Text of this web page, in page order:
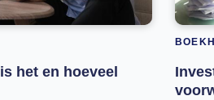
het en hoeveel